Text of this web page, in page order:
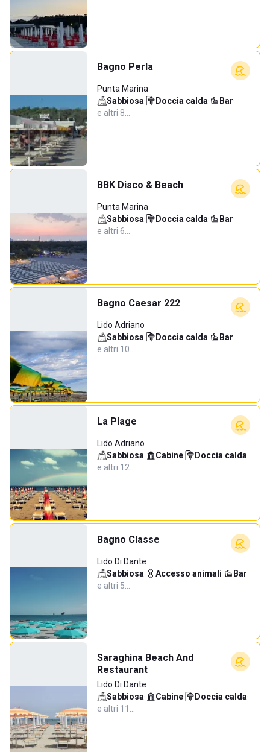
Bagno Perla
Punta Marina
Sabbiosa· Doccia calda· Bar·
e altri 8…
BBK Disco & Beach
Punta Marina
Sabbiosa· Doccia calda· Bar·
e altri 6…
Bagno Caesar 222
Lido Adriano
Sabbiosa· Doccia calda· Bar·
e altri 10…
La Plage
Lido Adriano
Sabbiosa· Cabine· Doccia calda·
e altri 12…
Bagno Classe
Lido Di Dante
Sabbiosa· Accesso animali· Bar·
e altri 5…
Saraghina Beach And
Restaurant
Lido Di Dante
Sabbiosa· Cabine· Doccia calda·
e altri 11…